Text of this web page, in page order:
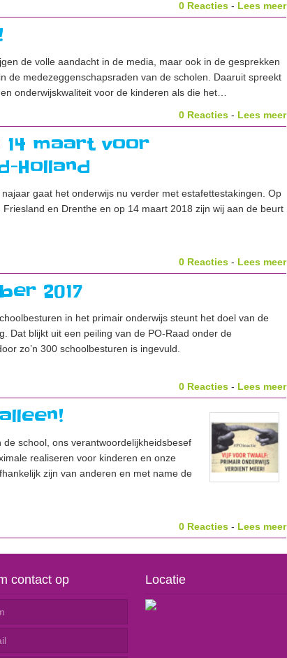
0 Reacties - Lees meer
de volle aandacht in de media, maar ook in de gesprekken
de medezeggenschapsraden van de scholen. Daaruit spreekt
onderwijskwaliteit voor de kinderen als die het…
0 Reacties - Lees meer
maart voor
Holland
gaat het onderwijs nu verder met estafettestakingen. Op
en Drenthe en op 14 maart 2018 zijn wij aan de beurt
0 Reacties - Lees meer
2017
in het primair onderwijs steunt het doel van de
Dat blijkt uit een peiling van de PO-Raad onder de
zo’n 300 schoolbesturen is ingevuld.
0 Reacties - Lees meer
school, ons verantwoordelijkheidsbesef
realiseren voor kinderen en onze
zijn van anderen en met name de
0 Reacties - Lees meer
contact op Locatie